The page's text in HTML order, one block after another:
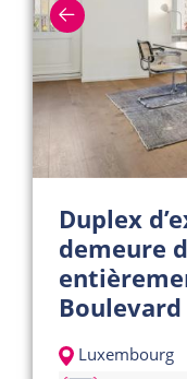
Duplex
demeure
Luxembourg